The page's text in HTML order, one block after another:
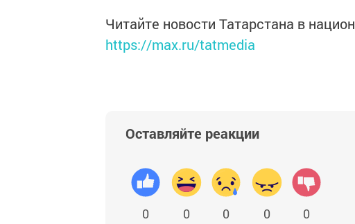
Читайте новости Татарстана в
https://max.ru/tatmedia
Оставляйте реакции
0 0 0 0 0